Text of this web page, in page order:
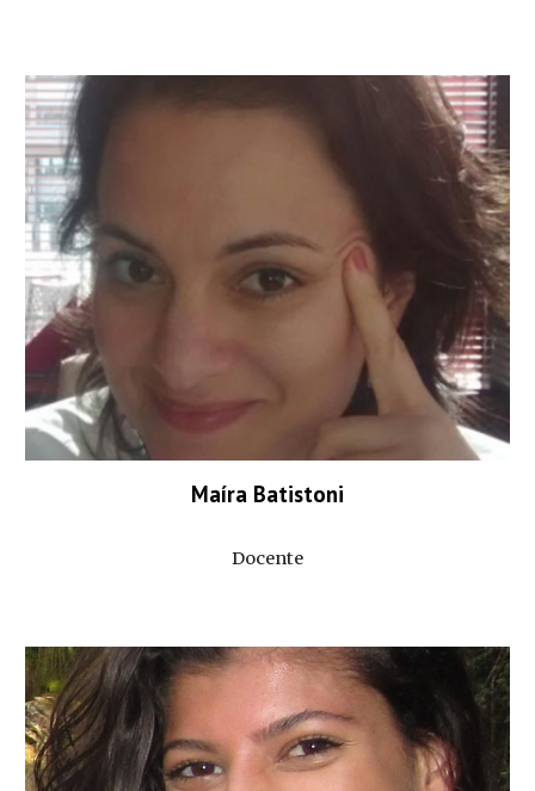
Maíra Batistoni
Docente